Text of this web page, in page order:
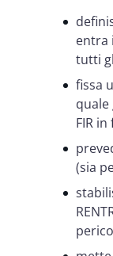
entra
tutti
fissa
quale
FIR
(sia